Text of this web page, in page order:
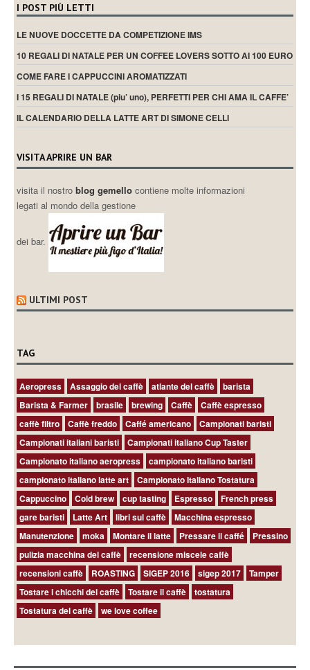
I POST PIÙ LETTI
LE NUOVE DOCCETTE DA COMPETIZIONE IMS
10 REGALI DI NATALE PER UN COFFEE LOVERS SOTTO AI 100 EURO
COME FARE I CAPPUCCINI AROMATIZZATI
I 15 REGALI DI NATALE (piu’ uno), PERFETTI PER CHI AMA IL CAFFE’
IL CALENDARIO DELLA LATTE ART DI SIMONE CELLI
VISITA APRIRE UN BAR
visita il nostroblog gemellocontiene molte informazioni
legati al mondo della gestione
dei bar.
ULTIMI POST
TAG
Aeropress Assaggio del caffè atlante del caffè
barista
Barista & Farmer
brasile brewing Caffè
Caffè espresso
caffè filtro
Caffè freddo Caffé americano
Campionati baristi
Campionati italiani baristi
Campionati italiano Cup Taster
Campionato italiano aeropress
campionato italiano baristi
campionato italiano latte art
Campionato Italiano Tostatura
Cappuccino
Cold brew cup tasting Espresso
French press
gare baristi
Latte Art libri sul caffè
Macchina espresso
Manutenzione
moka Montare il latte Pressare il caffé
Pressino
pulizia macchina del caffè
recensione miscele caffè
recensioni caffè
ROASTING SIGEP 2016 sigep 2017
Tamper
Tostare i chicchi del caffè
Tostare il caffè
tostatura
Tostatura del caffè
we love coffee